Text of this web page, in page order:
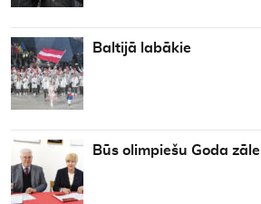
Baltijā labākie
Būs olimpiešu Goda zāle